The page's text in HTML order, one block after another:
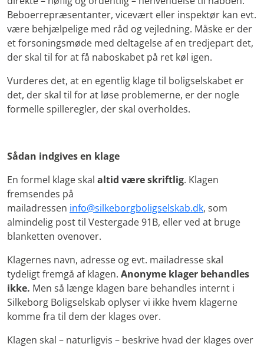
Beboerrepræsentanter, vicevært eller inspektør kan evt.
være behjælpelige med råd og vejledning. Måske er der
et forsoningsmøde med deltagelse af en tredjepart det,
der skal til for at få naboskabet på ret køl igen.
Vurderes det, at en egentlig klage til boligselskabet er
det, der skal til for at løse problemerne, er der nogle
formelle spilleregler, der skal overholdes.
Sådan indgives en klage
En formel klage skal altid være skriftlig. Klagen
fremsendes på
mailadressen info@silkeborgboligselskab.dk, som
almindelig post til Vestergade 91B, eller ved at bruge
blanketten ovenover.
Klagernes navn, adresse og evt. mailadresse skal
tydeligt fremgå af klagen. Anonyme klager behandles
ikke. Men så længe klagen bare behandles internt i
Silkeborg Boligselskab oplyser vi ikke hvem klagerne
komme fra til dem der klages over.
Klagen skal – naturligvis – beskrive hvad der klages over